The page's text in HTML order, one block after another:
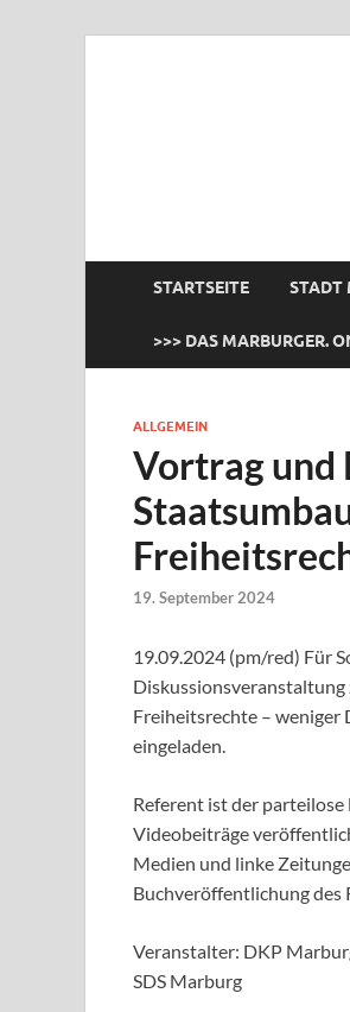
STARTSEITE STADT
>>> DAS MARBURGER.
ALLGEMEIN
Vortrag und
19. September 2024
19.09.2024 (pm/red) Für
Diskussionsveranstaltung
Freiheitsrechte – weniger
eingeladen.
Referent ist der parteilose
Videobeiträge
Medien und linke
Buchveröffentlichung des
Veranstalter: DKP
SDS Marburg